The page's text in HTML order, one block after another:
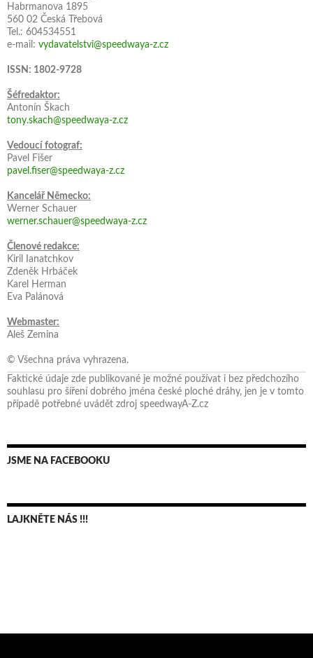
Habrmanova 1895
560 02 Česká Třebová
Tel.: 604534551
e-mail: vydavatelstvi@speedwaya-z.cz
ISSN: 1802-9728
Šéfredaktor:
Antonín Škach
tony.skach@speedwaya-z.cz
Vedoucí fotograf:
Pavel Fišer
pavel.fiser@speedwaya-z.cz
Kancelář Německo:
Werner Schauer
werner.schauer@speedwaya-z.cz
Členové redakce:
Kiril Ianatchkov
Zdeněk Hrbáček
Karel Herman
Eva Palánová
Webmaster:
Aleš Zemina
© Všechna práva vyhrazena.
Faktické údaje zde publikované je možné používat i bez předchozího
souhlasu pro šíření dobrého jména české ploché dráhy, jen je v tomto
případě potřebné uvádět zdroj speedwayA-Z.cz
JSME NA FACEBOOKU
LAJKNĚTE NÁS !!!